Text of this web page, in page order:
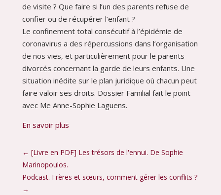
de visite ? Que faire si l’un des parents refuse de
confier ou de récupérer l’enfant ?
Le confinement total consécutif à l’épidémie de
coronavirus a des répercussions dans l’organisation
de nos vies, et particulièrement pour le parents
divorcés concernant la garde de leurs enfants. Une
situation inédite sur le plan juridique où chacun peut
faire valoir ses droits. Dossier Familial fait le point
avec Me Anne-Sophie Laguens.
En savoir plus
← [Livre en PDF] Les trésors de l'ennui. De Sophie
Marinopoulos.
Podcast. Frères et sœurs, comment gérer les conflits ?
→